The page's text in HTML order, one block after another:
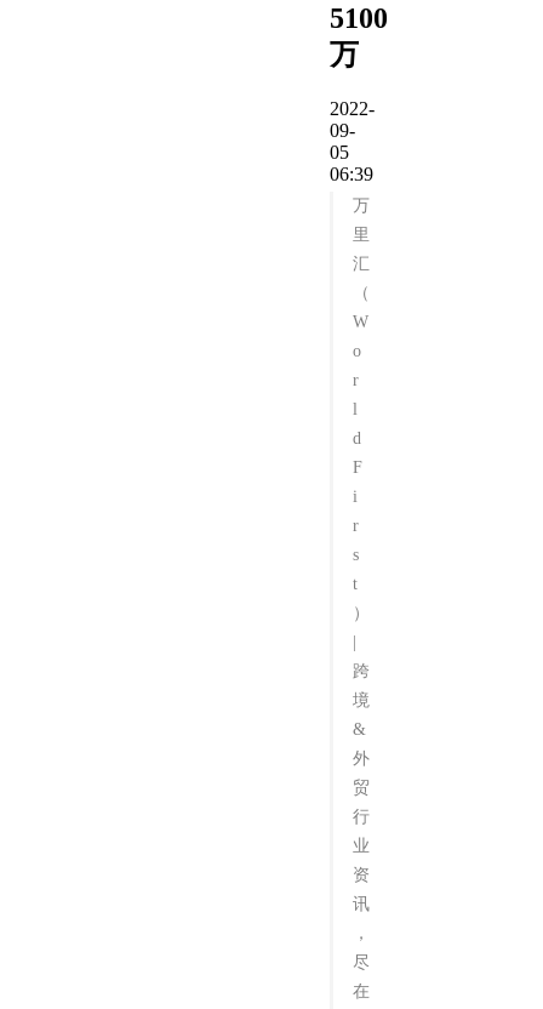
5100
万
2022-
09-
05
06:39
万
里
汇
（
W
o
r
l
d
F
i
r
s
t
）
跨
境
&
外
贸
行
业
资
讯
，
尽
在